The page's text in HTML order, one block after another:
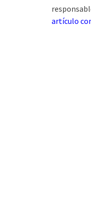
artículo